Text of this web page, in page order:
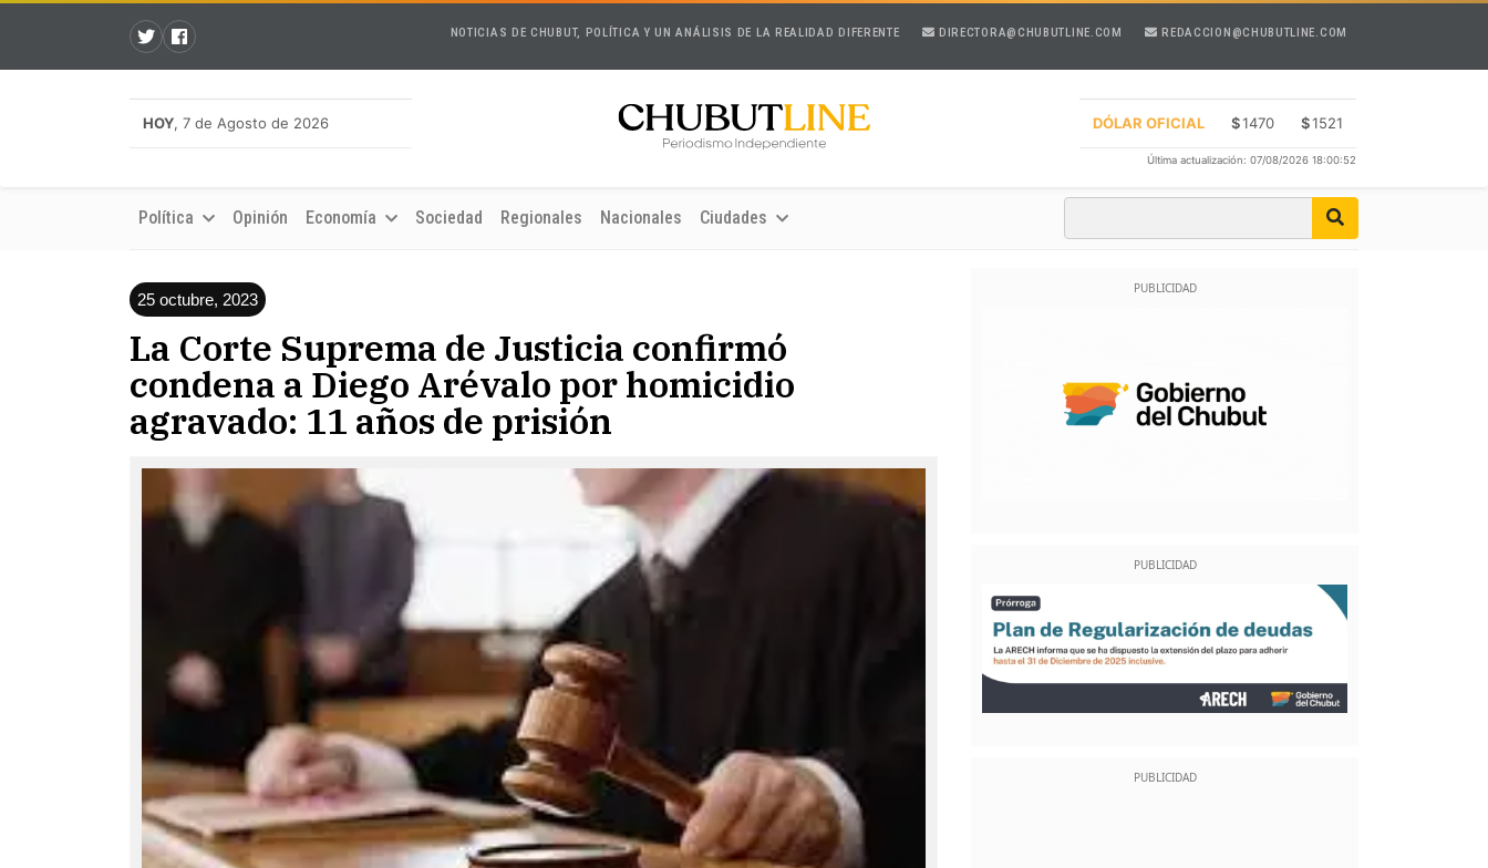
NOTICIAS DE CHUBUT, POLÍTICA Y UN ANÁLISIS DE LA REALIDAD DIFERENTE DIRECTORA@CHUBUTLINE.COM REDACCION@CHUBUTLINE.COM
HOY, 7 de Agosto de 2026 DÓLAR OFICIAL $1470 $1521
Última actualización: 07/08/2026 18:00:52
Política Opinión Economía Sociedad Regionales Nacionales Ciudades
25 octubre, 2023
La Corte Suprema de Justicia confirmó
condena a Diego Arévalo por homicidio
agravado: 11 años de prisión